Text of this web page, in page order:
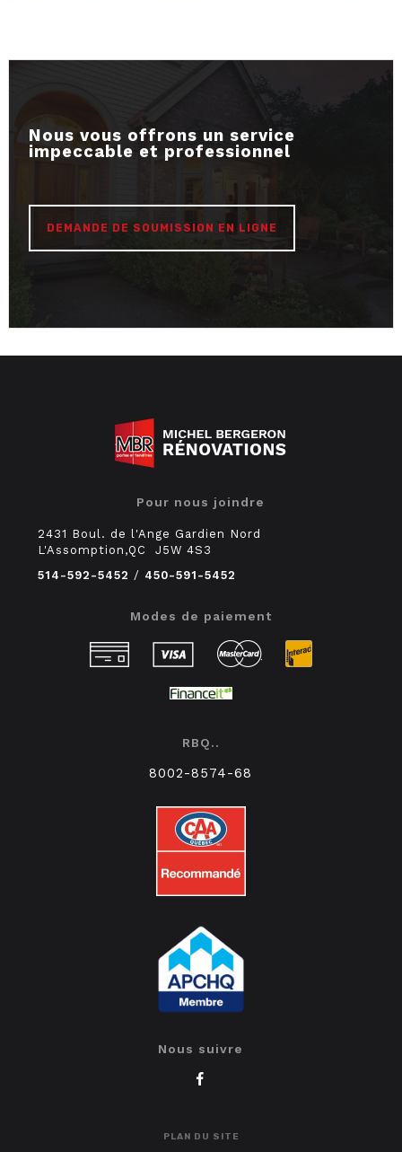
Nous vous offrons un service
impeccable et professionnel
DEMANDE DE SOUMISSION EN LIGNE
Pour nous joindre
2431 Boul. de l'Ange Gardien Nord
L'Assomption,QC J5W 4S3
514-592-5452 / 450-591-5452
Modes de paiement
RBQ..
8002-8574-68
Nous suivre
PLAN DU SITE